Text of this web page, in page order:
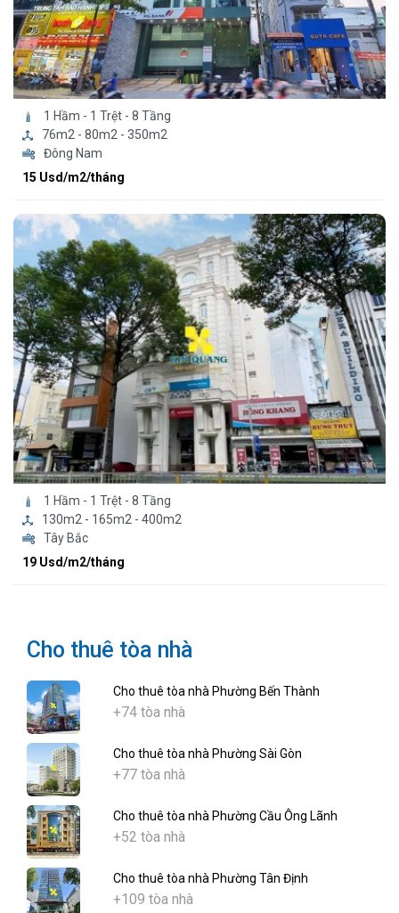
1 Hầm - 1 Trệt - 8 Tầng
76m2 - 80m2 - 350m2
Đông Nam
15 Usd/m2/tháng
1 Hầm - 1 Trệt - 8 Tầng
130m2 - 165m2 - 400m2
Tây Bắc
19 Usd/m2/tháng
Cho thuê tòa nhà
Cho thuê tòa nhà Phường Bến Thành
+74 tòa nhà
Cho thuê tòa nhà Phường Sài Gòn
+77 tòa nhà
Cho thuê tòa nhà Phường Cầu Ông Lãnh
+52 tòa nhà
Cho thuê tòa nhà Phường Tân Định
+109 tòa nhà